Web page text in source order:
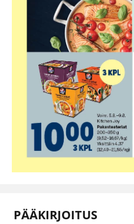
PÄÄKIRJOITUS